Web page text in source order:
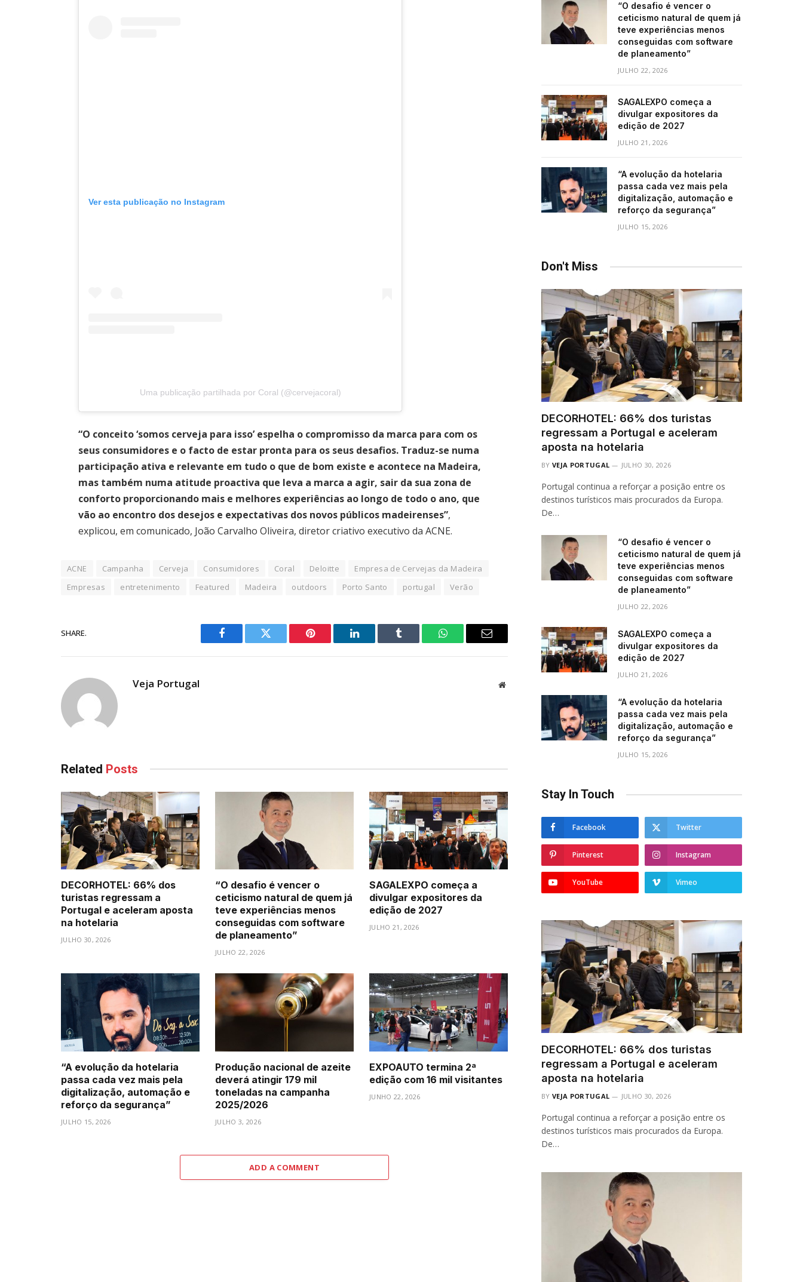
Ver esta publicação no Instagram
Uma publicação partilhada por Coral (@cervejacoral)
“O conceito ‘somos cerveja para isso’ espelha o compromisso da marca para com os
seus consumidores e o facto de estar pronta para os seus desafios. Traduz-se numa
participação ativa e relevante em tudo o que de bom existe e acontece na Madeira,
mas também numa atitude proactiva que leva a marca a agir, sair da sua zona de
conforto proporcionando mais e melhores experiências ao longo de todo o ano, que
vão ao encontro dos desejos e expectativas dos novos públicos madeirenses”,
explicou, em comunicado, João Carvalho Oliveira, diretor criativo executivo da ACNE.
ACNE Campanha Cerveja Consumidores Coral Deloitte
Empresa de Cervejas da Madeira
Empresas
entretenimento Featured Madeira outdoors Porto Santo portugal Verão
SHARE.
Facebook Twitter Pinterest LinkedIn Tumblr WhatsAppEmail
Veja Portugal Website
Related Posts
DECORHOTEL: 66% dos
turistas regressam a
Portugal e aceleram aposta
na hotelaria
JULHO 30, 2026
“O desafio é vencer o
ceticismo natural de quem já
teve experiências menos
conseguidas com software
de planeamento”
JULHO 22, 2026
SAGALEXPO começa a
divulgar expositores da
edição de 2027
JULHO 21, 2026
“A evolução da hotelaria
passa cada vez mais pela
digitalização, automação e
reforço da segurança”
JULHO 15, 2026
Produção nacional de azeite
deverá atingir 179 mil
toneladas na campanha
2025/2026
JULHO 3, 2026
EXPOAUTO termina 2ª
edição com 16 mil visitantes
JUNHO 22, 2026
ADD A COMMENT
“O desafio é vencer o
ceticismo natural de quem já
teve experiências menos
conseguidas com software
de planeamento”
JULHO 22, 2026
SAGALEXPO começa a
divulgar expositores da
edição de 2027
JULHO 21, 2026
“A evolução da hotelaria
passa cada vez mais pela
digitalização, automação e
reforço da segurança”
JULHO 15, 2026
Don't Miss
DECORHOTEL: 66% dos turistas
regressam a Portugal e aceleram
aposta na hotelaria
BY VEJA PORTUGAL JULHO 30, 2026
Portugal continua a reforçar a posição entre os
destinos turísticos mais procurados da Europa.
De…
“O desafio é vencer o
ceticismo natural de quem já
teve experiências menos
conseguidas com software
de planeamento”
JULHO 22, 2026
SAGALEXPO começa a
divulgar expositores da
edição de 2027
JULHO 21, 2026
“A evolução da hotelaria
passa cada vez mais pela
digitalização, automação e
reforço da segurança”
JULHO 15, 2026
Stay In Touch
Facebook Twitter
Pinterest Instagram
YouTube Vimeo
DECORHOTEL: 66% dos turistas
regressam a Portugal e aceleram
aposta na hotelaria
BY VEJA PORTUGAL JULHO 30, 2026
Portugal continua a reforçar a posição entre os
destinos turísticos mais procurados da Europa.
De…